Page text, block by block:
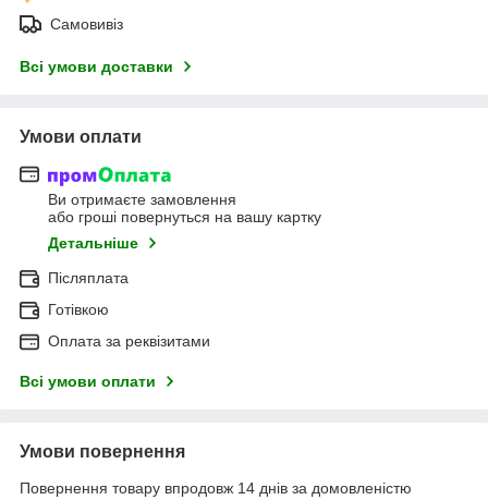
Самовивіз
Всі умови доставки
Умови оплати
Ви отримаєте замовлення
або гроші повернуться на вашу картку
Детальніше
Післяплата
Готівкою
Оплата за реквізитами
Всі умови оплати
Умови повернення
Повернення товару впродовж 14 днів за домовленістю